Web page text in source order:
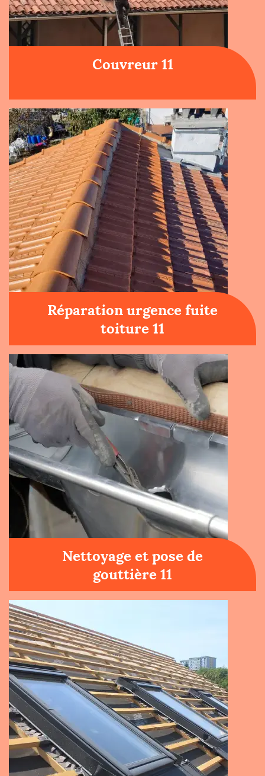
Couvreur 11
Réparation urgence fuite
toiture 11
Nettoyage et pose de
gouttière 11